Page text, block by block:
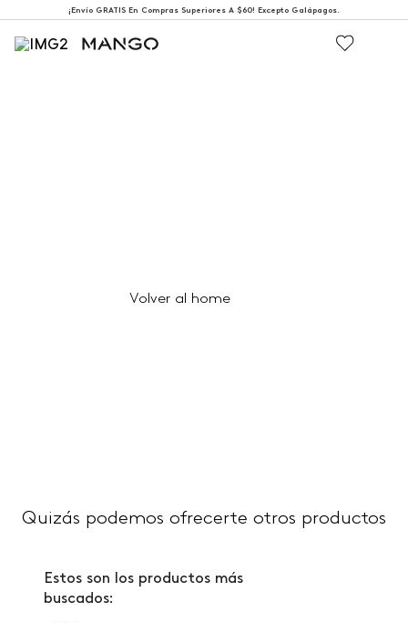
¡Envío GRATIS En Compras Superiores A $60! Excepto Galápagos.
Volver al home
Quizás podemos ofrecerte otros productos
Estos son los productos más
buscados: